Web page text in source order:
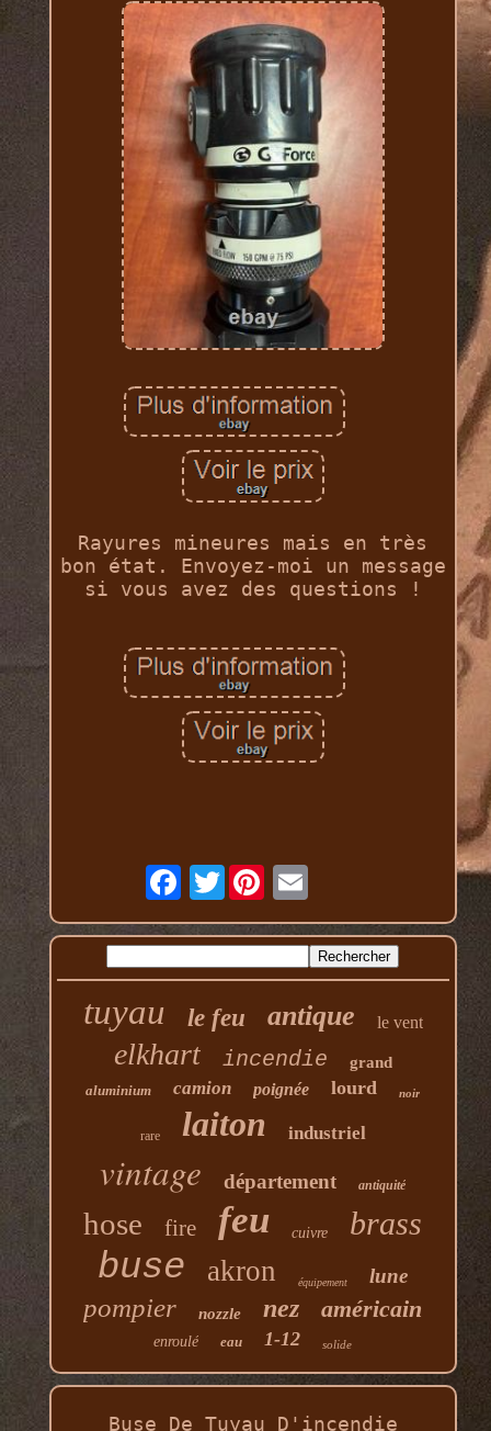
Rayures mineures mais en très
bon état. Envoyez-moi un message
si vous avez des questions !
Twitter
tuyau le feu antique le vent
elkhart incendie grand
aluminium camion poignée lourd noir
rare laiton industriel
vintage département antiquité
hose fire feu cuivre brass
buse akron équipement lune
pompier nozzle nez américain
enroulé eau 1-12 solide
Buse De Tuyau D'incendie